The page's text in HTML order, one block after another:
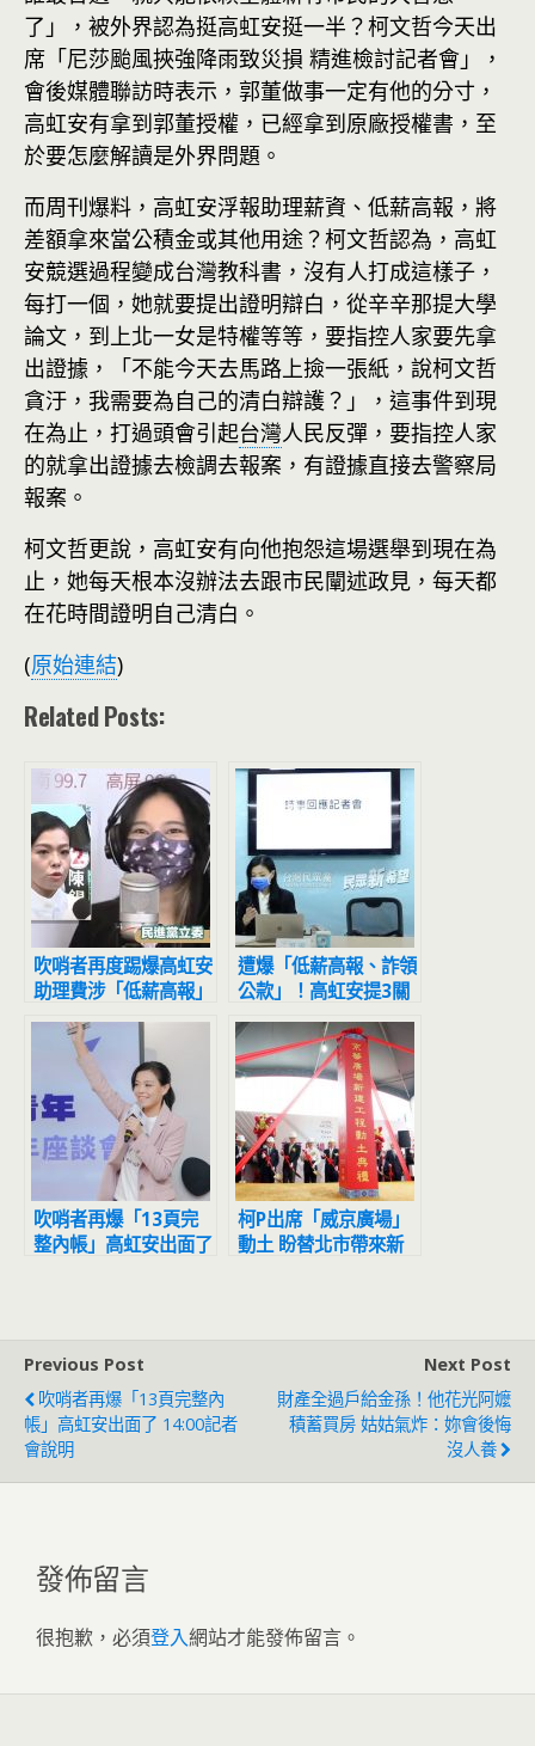
了」，被外界認為挺高虹安挺一半？柯文哲今天出
席「尼莎颱風挾強降雨致災損 精進檢討記者會」，
會後媒體聯訪時表示，郭董做事一定有他的分寸，
高虹安有拿到郭董授權，已經拿到原廠授權書，至
於要怎麼解讀是外界問題。
而周刊爆料，高虹安浮報助理薪資、低薪高報，將
差額拿來當公積金或其他用途？柯文哲認為，高虹
安競選過程變成台灣教科書，沒有人打成這樣子，
每打一個，她就要提出證明辯白，從辛辛那提大學
論文，到上北一女是特權等等，要指控人家要先拿
出證據，「不能今天去馬路上撿一張紙，說柯文哲
貪汙，我需要為自己的清白辯護？」，這事件到現
在為止，打過頭會引起台灣人民反彈，要指控人家
的就拿出證據去檢調去報案，有證據直接去警察局
報案。
柯文哲更說，高虹安有向他抱怨這場選舉到現在為
止，她每天根本沒辦法去跟市民闡述政見，每天都
在花時間證明自己清白。
(原始連結)
Related Posts:
吹哨者再度踢爆高虹安
助理費涉「低薪高報」
賴品妤：很震驚，若屬
實一定違法
遭爆「低薪高報、詐領
公款」！高虹安提3關
鍵說明：代墊款都會繳
回
吹哨者再爆「13頁完
整內帳」高虹安出面了
柯P出席「威京廣場」
動土 盼替北市帶來新
Previous Post
吹哨者再爆「13頁完整內
帳」高虹安出面了 14:00記者
會說明
Next Post
財產全過戶給金孫！他花光阿嬤
積蓄買房 姑姑氣炸：妳會後悔
沒人養
發佈留言
很抱歉，必須登入網站才能發佈留言。